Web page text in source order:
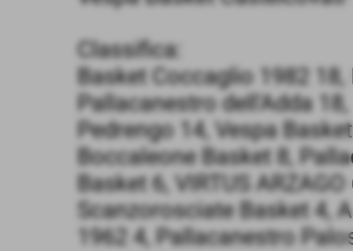
Classifica:
Basket Coccaglio 1982
Pallacanestro dell'Adda
Pedrengo 14, Vespa
Boccaleone Basket 8,
Basket 6, VIRTUS
Scanzorosciate Basket 4,
1962 4, Pallacanestro